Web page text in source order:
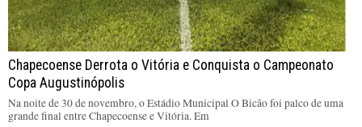
Chapecoense Derrota o Vitória e Conquista o Campeonato
Copa Augustinópolis
Na noite de 30 de novembro, o Estádio Municipal O Bicão foi palco de uma
grande final entre Chapecoense e Vitória. Em